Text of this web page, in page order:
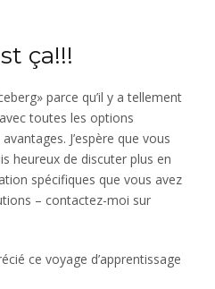
ça!!!
parce qu’il y a tellement
toutes les options
J’espère que vous
heureux de discuter plus en
spécifiques que vous avez
– contactez-moi sur
ce voyage d’apprentissage